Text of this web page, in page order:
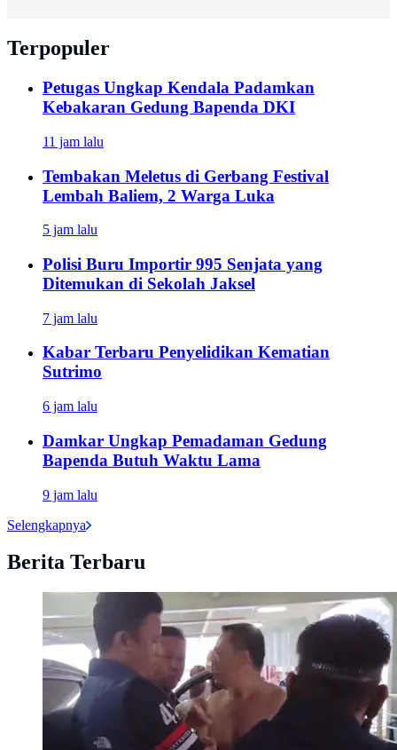
Terpopuler
Petugas Ungkap Kendala Padamkan
Kebakaran Gedung Bapenda DKI
11 jam lalu
Tembakan Meletus di Gerbang Festival
Lembah Baliem, 2 Warga Luka
5 jam lalu
Polisi Buru Importir 995 Senjata yang
Ditemukan di Sekolah Jaksel
7 jam lalu
Kabar Terbaru Penyelidikan Kematian
Sutrimo
6 jam lalu
Damkar Ungkap Pemadaman Gedung
Bapenda Butuh Waktu Lama
9 jam lalu
Selengkapnya
Berita Terbaru